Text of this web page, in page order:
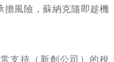
擔風險，蘇納克隨即趁機
支持（新創公司）的稅